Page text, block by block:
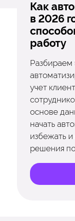
Как
в 2026
работу
Разбираем
учет
основе
начать
избежать
решения